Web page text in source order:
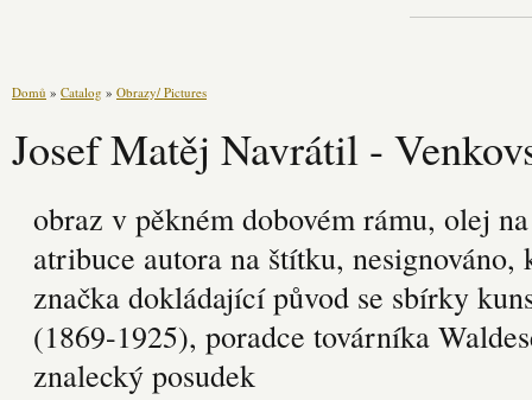
Domů » Catalog » Obrazy/ Pictures
Josef Matěj Navrátil -
obraz v pěkném dobovém rámu, olej
atribuce autora na štítku,
značka dokládající původ se sbírky
(1869-1925), poradce továrníka
znalecký posudek